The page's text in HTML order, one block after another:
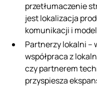
przetłumaczenie
jest lokalizacja
komunikacji i
Partnerzy lokalni –
współpraca z
czy partnerem
przyspiesza